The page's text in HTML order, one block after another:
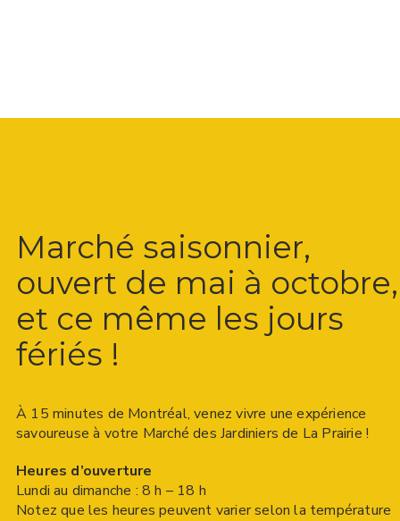
Marché saisonnier,
ouvert de mai à octobre,
et ce même les jours
fériés !
À 15 minutes de Montréal, venez vivre une expérience
savoureuse à votre Marché des Jardiniers de La Prairie !
Heures d’ouverture
Lundi au dimanche : 8 h – 18 h
Notez que les heures peuvent varier selon la température